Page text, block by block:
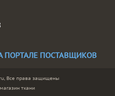
ПОРТАЛЕ ПОСТАВЩИКОВ
Все права защищены
ткани